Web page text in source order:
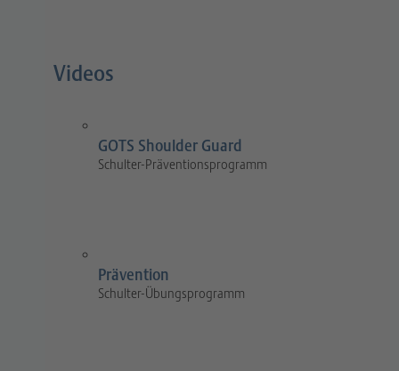
Videos
GOTS Shoulder Guard
Schulter-Präventionsprogramm
Prävention
Schulter-Übungsprogramm